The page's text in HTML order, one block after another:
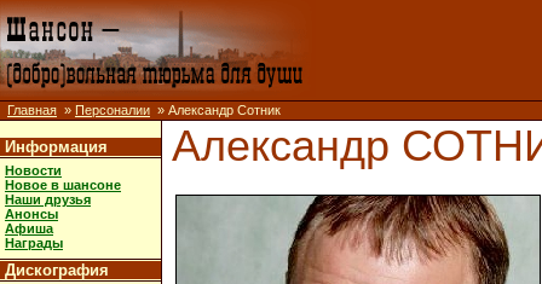
Главная » Персоналии » Александр Сотник
Информация
Новости
Новое в шансоне
Наши друзья
Анонсы
Афиша
Награды
Дискография
Александр